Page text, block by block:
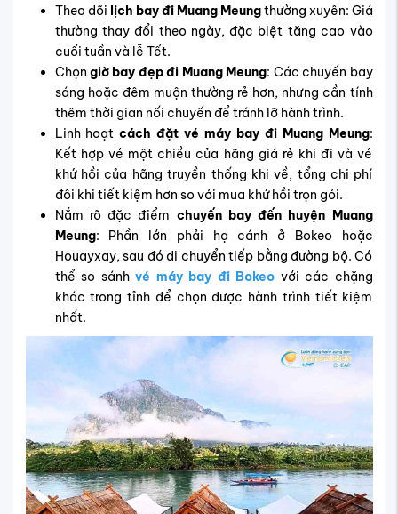
Theo dõi lịch bay đi Muang Meungthường xuyên: Giá
thường thay đổi theo ngày, đặc biệt tăng cao vào
cuối tuần và lễ Tết.
Chọn giờ bay đẹp đi Muang Meung: Các chuyến bay
sáng hoặc đêm muộn thường rẻ hơn, nhưng cần tính
thêm thời gian nối chuyến để tránh lỡ hành trình.
Linh hoạt cách đặt vé máy bay đi Muang Meung:
Kết hợp vé một chiều của hãng giá rẻ khi đi và vé
khứ hồi của hãng truyền thống khi về, tổng chi phí
đôi khi tiết kiệm hơn so với mua khứ hồi trọn gói.
Nắm rõ đặc điểm chuyến bay đến huyện Muang
Meung: Phần lớn phải hạ cánh ở Bokeo hoặc
Houayxay, sau đó di chuyển tiếp bằng đường bộ. Có
thể so sánh vé máy bay đi Bokeo với các chặng
khác trong tỉnh để chọn được hành trình tiết kiệm
nhất.